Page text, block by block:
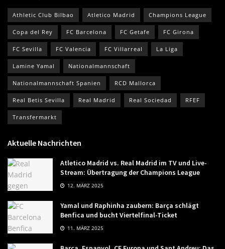
Athletic Club Bilbao Atletico Madrid Champions League
Copa del Rey FC Barcelona FC Getafe FC Girona
FC Sevilla FC Valencia FC Villarreal La Liga
Lamine Yamal Nationalmannschaft
Nationalmannschaft Spanien RCD Mallorca
Real Betis Sevilla Real Madrid Real Sociedad RFEF
Transfermarkt
Aktuelle Nachrichten
Atletico Madrid vs. Real Madrid im TV und Live-
Stream: Übertragung der Champions League
12. MÄRZ 2025
Yamal und Raphinha zaubern: Barça schlägt
Benfica und bucht Viertelfinal-Ticket
11. MÄRZ 2025